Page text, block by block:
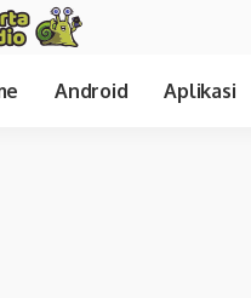
Android Aplikasi